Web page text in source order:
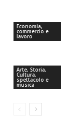
Economia,
commercio e
lavoro
Arte, Storia,
Cultura,
spettacolo e
musica